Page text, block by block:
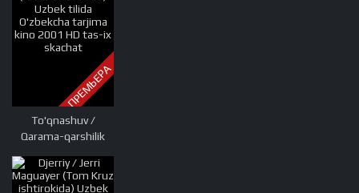
ПРЕМЬЕРА
To'qnashuv /
Qarama-qarshilik
Uzbek tilida
O'zbekcha tarjima